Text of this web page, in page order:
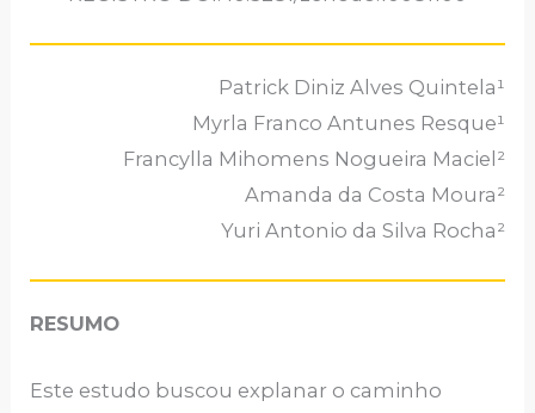
Patrick Diniz Alves Quintela¹
Myrla Franco Antunes Resque¹
Francylla Mihomens Nogueira Maciel²
Amanda da Costa Moura²
Yuri Antonio da Silva Rocha²
RESUMO
Este estudo buscou explanar o caminho